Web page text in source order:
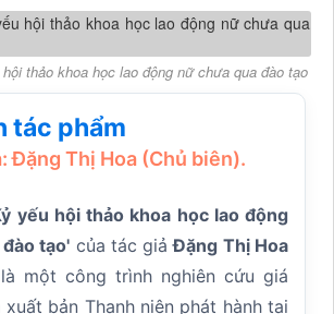
thảo khoa học lao động nữ chưa qua đào tạo
tác phẩm
Đặng Thị Hoa (Chủ biên).
yếu hội thảo khoa học lao động
tạo' của tác giảĐặng Thị Hoa
là một công trình nghiên cứu giá
bản Thanh niên phát hành tại